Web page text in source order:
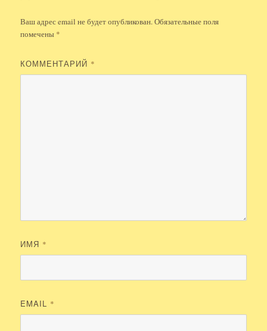
Ваш адрес email не будет опубликован.Обязательные поля
помечены *
КОММЕНТАРИЙ *
ИМЯ *
EMAIL *